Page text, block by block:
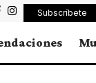
Subscríbete